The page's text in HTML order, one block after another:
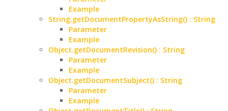
Example
String.getDocumentPropertyAsString() : String
Parameter
Example
Object.getDocumentRevision() : String
Parameter
Example
Object.getDocumentSubject() : String
Parameter
Example